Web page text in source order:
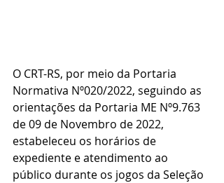
O CRT-RS, por meio da Portaria
Normativa Nº020/2022, seguindo as
orientações da Portaria ME Nº9.763
de 09 de Novembro de 2022,
estabeleceu os horários de
expediente e atendimento ao
público durante os jogos da Seleção